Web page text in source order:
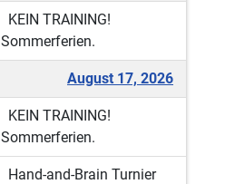
KEIN TRAINING!
Sommerferien.
August 17, 2026
KEIN TRAINING!
Sommerferien.
Hand-and-Brain Turnier